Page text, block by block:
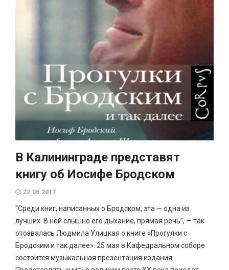
В Калининграде представят
книгу об Иосифе Бродском
22.05.2017
“Среди книг, написанных о Бродском, эта — одна из
лучших. В ней слышно его дыхание, прямая речь”, — так
отозвалась Людмила Улицкая о книге «Прогулки с
Бродским и так далее». 25 мая в Кафедральном соборе
состоится музыкальная презентация издания.